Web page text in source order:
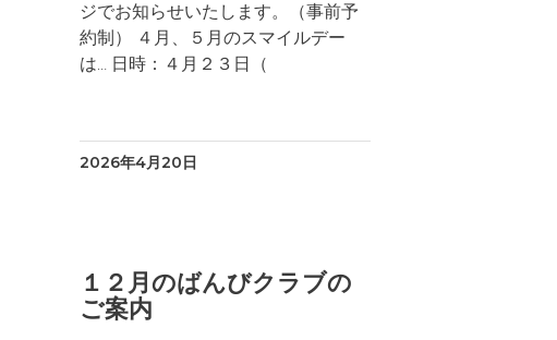
ジでお知らせいたします。（事前予
約制） ４月、５月のスマイルデー
は… 日時：４月２３日（
2026年4月20日
１２月のばんびクラブの
ご案内